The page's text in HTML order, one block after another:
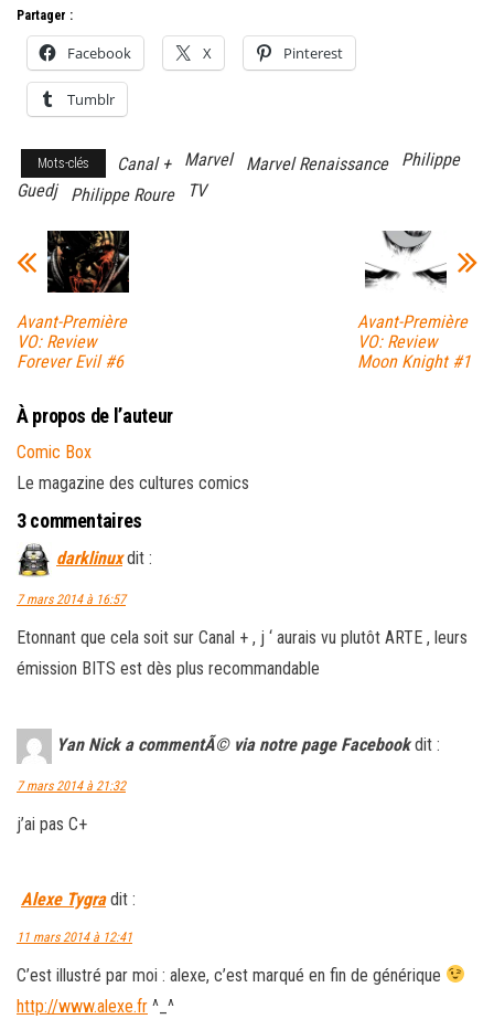
Partager :
Facebook X Pinterest
Tumblr
Mots-clés Canal + Marvel Marvel Renaissance
Philippe
Guedj
Philippe Roure TV
Avant-Première
VO: Review
Forever Evil #6
Avant-Première
VO: Review
Moon Knight #1
À propos de l’auteur
Comic Box
Le magazine des cultures comics
3 commentaires
darklinux dit :
7 mars 2014 à 16:57
Etonnant que cela soit sur Canal + , j ‘ aurais vu plutôt ARTE , leurs
émission BITS est dès plus recommandable
Yan Nick a commentÃ© via notre page Facebook dit :
7 mars 2014 à 21:32
j’ai pas C+
Alexe Tygra dit :
11 mars 2014 à 12:41
C’est illustré par moi : alexe, c’est marqué en fin de générique
http://www.alexe.fr ^_^